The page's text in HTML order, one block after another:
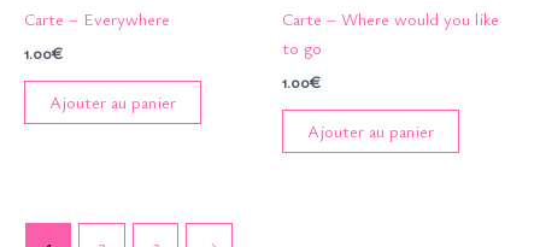
Carte – Everywhere
1.00€
Ajouter au panier
Carte – Where would you like
to go
1.00€
Ajouter au panier